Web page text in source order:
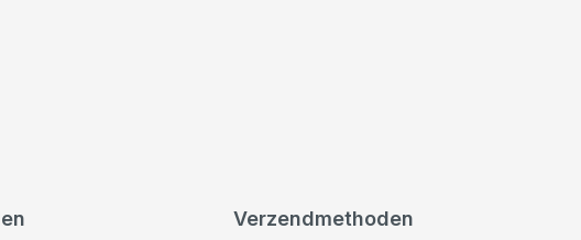
Verzendmethoden